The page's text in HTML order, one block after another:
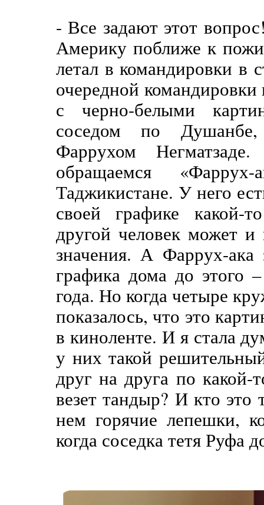
- Все задают этот
Америку поближе к
летал в командировки
очередной
с черно-белыми
соседом по Душанбе,
Фаррухом
обращаемся
Таджикистане. У него
своей графике какой-
другой человек может
значения. А Фаррух-
графика дома до
года. Но когда четыре
показалось, что это
в киноленте. И я стала
у них такой
друг на друга по какой-
везет тандыр? И кто это
нем горячие лепешки,
когда соседка тетя Руфа